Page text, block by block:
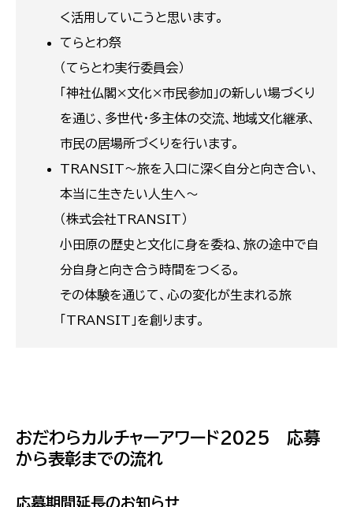
く活用していこうと思います。
てらとわ祭
（てらとわ実行委員会）
「神社仏閣×文化×市民参加」の新しい場づくり
を通じ、多世代・多主体の交流、地域文化継承、
市民の居場所づくりを行います。
TRANSIT～旅を入口に深く自分と向き合い、
本当に生きたい人生へ～
（株式会社TRANSIT）
小田原の歴史と文化に身を委ね、旅の途中で自
分自身と向き合う時間をつくる。
その体験を通じて、心の変化が生まれる旅
「TRANSIT」を創ります。
おだわらカルチャーアワード2025 応募
から表彰までの流れ
応募期間延長のお知らせ